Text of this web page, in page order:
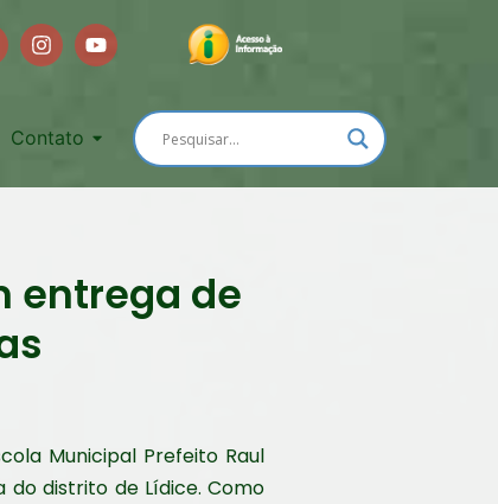
Contato
entrega de
Municipal Prefeito Raul
do distrito de Lídice. Como